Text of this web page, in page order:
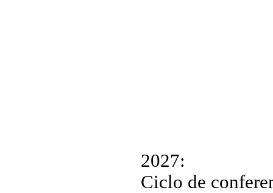
2027:
Ciclo de